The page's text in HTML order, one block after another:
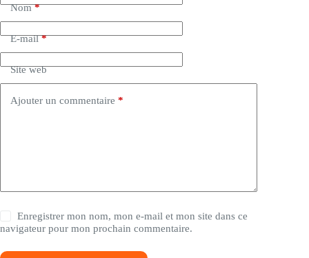
Nom*
E-mail*
Site web
Ajouter un commentaire *
Enregistrer mon nom, mon e-mail et mon site dans ce
navigateur pour mon prochain commentaire.
r
n
a
v
e